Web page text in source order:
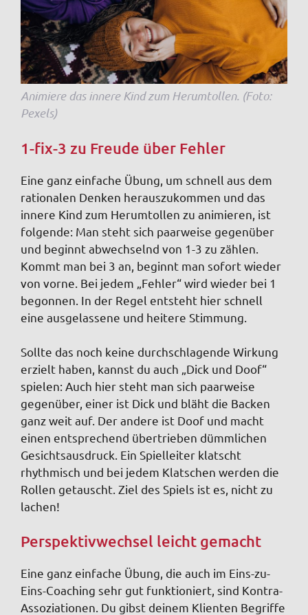
Animiere das innere Kind zum Herumtollen. (Foto:
Pexels)
1-fix-3 zu Freude über Fehler
Eine ganz einfache Übung, um schnell aus dem
rationalen Denken herauszukommen und das
innere Kind zum Herumtollen zu animieren, ist
folgende: Man steht sich paarweise gegenüber
und beginnt abwechselnd von 1-3 zu zählen.
Kommt man bei 3 an, beginnt man sofort wieder
von vorne. Bei jedem „Fehler“ wird wieder bei 1
begonnen. In der Regel entsteht hier schnell
eine ausgelassene und heitere Stimmung.
Sollte das noch keine durchschlagende Wirkung
erzielt haben, kannst du auch „Dick und Doof“
spielen: Auch hier steht man sich paarweise
gegenüber, einer ist Dick und bläht die Backen
ganz weit auf. Der andere ist Doof und macht
einen entsprechend übertrieben dümmlichen
Gesichtsausdruck. Ein Spielleiter klatscht
rhythmisch und bei jedem Klatschen werden die
Rollen getauscht. Ziel des Spiels ist es, nicht zu
lachen!
Perspektivwechsel leicht gemacht
Eine ganz einfache Übung, die auch im Eins-zu-
Eins-Coaching sehr gut funktioniert, sind Kontra-
Assoziationen. Du gibst deinem Klienten Begriffe